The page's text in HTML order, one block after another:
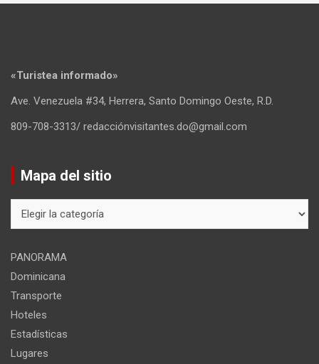
«Turistea informado»
Ave. Venezuela #34, Herrera, Santo Domingo Oeste, R.D.
809-708-3313/ redacciónvisitantes.do@gmail.com
Mapa del sitio
del
PANORAMA
Dominicana
Transporte
Hoteles
Estadísticas
Lugares